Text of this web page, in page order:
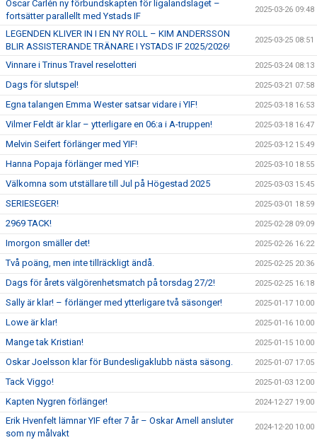
Oscar Carlén ny förbundskapten för ligalandslaget –
fortsätter parallellt med Ystads IF
2025-03-26 09:48
LEGENDEN KLIVER IN I EN NY ROLL – KIM ANDERSSON
BLIR ASSISTERANDE TRÄNARE I YSTADS IF 2025/2026!
2025-03-25 08:51
Vinnare i Trinus Travel reselotteri 2025-03-24 08:13
Dags för slutspel! 2025-03-21 07:58
Egna talangen Emma Wester satsar vidare i YIF! 2025-03-18 16:53
Vilmer Feldt är klar – ytterligare en 06:a i A-truppen! 2025-03-18 16:47
Melvin Seifert förlänger med YIF! 2025-03-12 15:49
Hanna Popaja förlänger med YIF! 2025-03-10 18:55
Välkomna som utställare till Jul på Högestad 2025 2025-03-03 15:45
SERIESEGER! 2025-03-01 18:59
2969 TACK! 2025-02-28 09:09
Imorgon smäller det! 2025-02-26 16:22
Två poäng, men inte tillräckligt ändå. 2025-02-25 20:36
Dags för årets välgörenhetsmatch på torsdag 27/2! 2025-02-25 16:18
Sally är klar! – förlänger med ytterligare två säsonger! 2025-01-17 10:00
Lowe är klar! 2025-01-16 10:00
Mange tak Kristian! 2025-01-15 10:00
Oskar Joelsson klar för Bundesligaklubb nästa säsong. 2025-01-07 17:05
Tack Viggo! 2025-01-03 12:00
Kapten Nygren förlänger! 2024-12-27 19:00
Erik Hvenfelt lämnar YIF efter 7 år – Oskar Arnell ansluter
som ny målvakt
2024-12-20 10:00